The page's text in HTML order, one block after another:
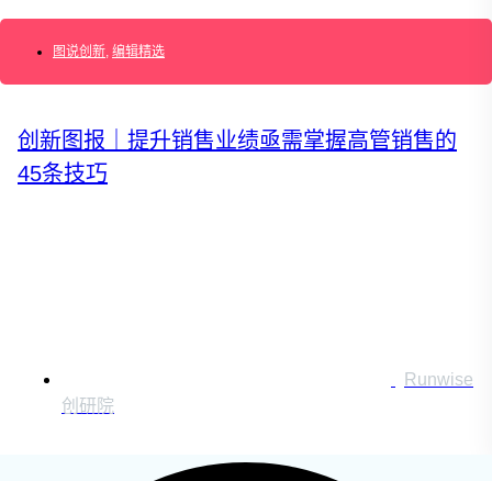
图说创新, 编辑精选
创新图报｜提升销售业绩亟需掌握高管销售的
45条技巧
Runwise
创研院